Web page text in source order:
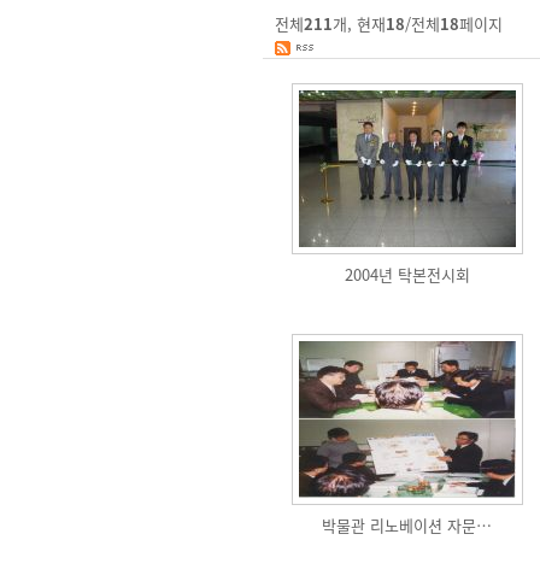
전체211개, 현재18/전체18페이지
2004년 탁본전시회
박물관 리노베이션 자문…